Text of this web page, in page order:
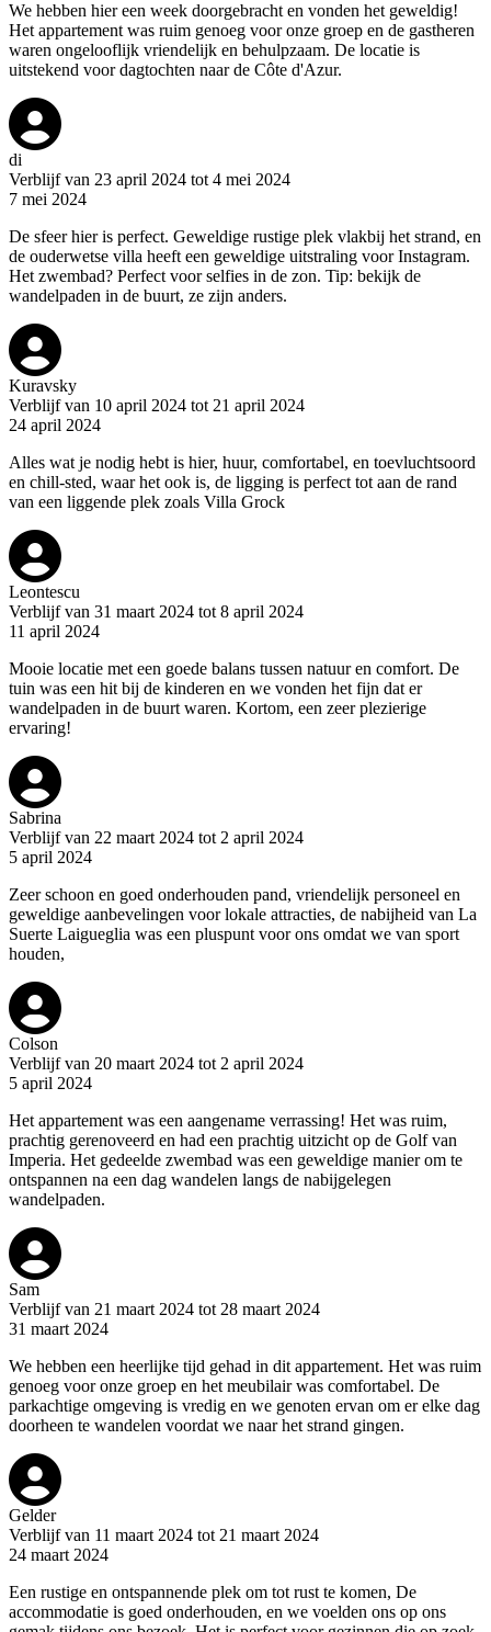
We hebben hier een week doorgebracht en vonden het geweldig!
Het appartement was ruim genoeg voor onze groep en de gastheren
waren ongelooflijk vriendelijk en behulpzaam. De locatie is
uitstekend voor dagtochten naar de Côte d'Azur.
di
Verblijf van 23 april 2024 tot 4 mei 2024
7 mei 2024
De sfeer hier is perfect. Geweldige rustige plek vlakbij het strand, en
de ouderwetse villa heeft een geweldige uitstraling voor Instagram.
Het zwembad? Perfect voor selfies in de zon. Tip: bekijk de
wandelpaden in de buurt, ze zijn anders.
Kuravsky
Verblijf van 10 april 2024 tot 21 april 2024
24 april 2024
Alles wat je nodig hebt is hier, huur, comfortabel, en toevluchtsoord
en chill-sted, waar het ook is, de ligging is perfect tot aan de rand
van een liggende plek zoals Villa Grock
Leontescu
Verblijf van 31 maart 2024 tot 8 april 2024
11 april 2024
Mooie locatie met een goede balans tussen natuur en comfort. De
tuin was een hit bij de kinderen en we vonden het fijn dat er
wandelpaden in de buurt waren. Kortom, een zeer plezierige
ervaring!
Sabrina
Verblijf van 22 maart 2024 tot 2 april 2024
5 april 2024
Zeer schoon en goed onderhouden pand, vriendelijk personeel en
geweldige aanbevelingen voor lokale attracties, de nabijheid van La
Suerte Laigueglia was een pluspunt voor ons omdat we van sport
houden,
Colson
Verblijf van 20 maart 2024 tot 2 april 2024
5 april 2024
Het appartement was een aangename verrassing! Het was ruim,
prachtig gerenoveerd en had een prachtig uitzicht op de Golf van
Imperia. Het gedeelde zwembad was een geweldige manier om te
ontspannen na een dag wandelen langs de nabijgelegen
wandelpaden.
Sam
Verblijf van 21 maart 2024 tot 28 maart 2024
31 maart 2024
We hebben een heerlijke tijd gehad in dit appartement. Het was ruim
genoeg voor onze groep en het meubilair was comfortabel. De
parkachtige omgeving is vredig en we genoten ervan om er elke dag
doorheen te wandelen voordat we naar het strand gingen.
Gelder
Verblijf van 11 maart 2024 tot 21 maart 2024
24 maart 2024
Een rustige en ontspannende plek om tot rust te komen, De
accommodatie is goed onderhouden, en we voelden ons op ons